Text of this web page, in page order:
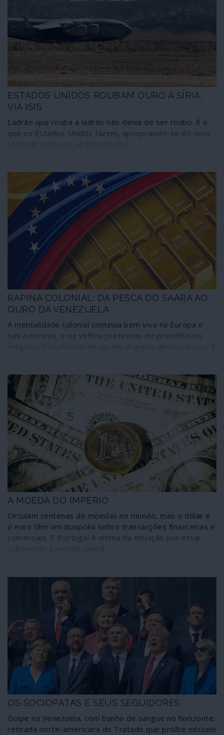
ESTADOS UNIDOS ROUBAM OURO À SÍRIA,
VIA ISIS
Ladrão que rouba a ladrão não deixa de ser roubo. É o
que os Estados Unidos fazem, apropriando-se do ouro
RAPINA COLONIAL: DA PESCA DO SAARA AO
OURO DA VENEZUELA
A mentalidade colonial continua bem viva na Europa e
nas Américas, e os velhos pretextos de proselitismo
a regimes de ocupação, como são os de Marrocos e de
Israel, e a mentalidades de dominação, como a norte-
americana em relação à Venezuela e à América Latina
em geral. Em poucos dias a União Europeia associou-se
a processos de rapina das riquezas pesqueiras do
território ocupado do Saara Ocidental e aos bens
petrolíferos e em ouro do povo da Venezuela. Por
alguma razão os regimes terroristas de Marrocos e de
Israel e as práticas fascistas de Juan Guaidó são
"democracias" preferidas de Bruxelas e de Lisboa, não
apenas por arrastamento.
A MOEDA DO IMPÉRIO
Circulam centenas de moedas no mundo, mas o dólar e
o euro têm um duopólio sobre transacções financeiras e
comerciais. E Portugal é vítima da situação por estar
OS SOCIOPATAS E SEUS SEGUIDORES
Golpe na Venezuela, com banho de sangue no horizonte;
retirada norte-americana do Tratado que proíbe mísseis